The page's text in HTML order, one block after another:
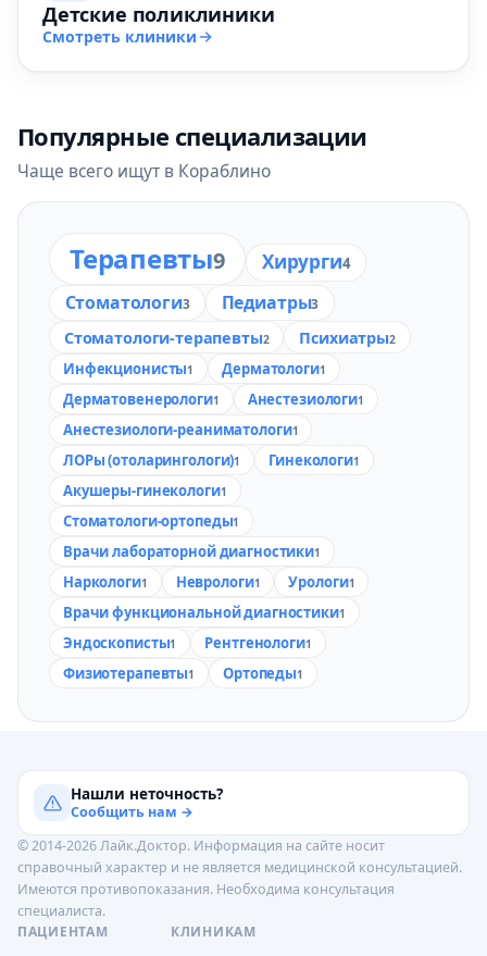
Детские поликлиники
Смотреть клиники
Популярные специализации
Чаще всего ищут в Кораблино
Терапевты9 Хирурги4
Стоматологи3 Педиатры3
Стоматологи-терапевты2 Психиатры2
Инфекционисты1 Дерматологи1
Дерматовенерологи1 Анестезиологи1
Анестезиологи-реаниматологи1
ЛОРы (отоларингологи)1 Гинекологи1
Акушеры-гинекологи1
Стоматологи-ортопеды1
Врачи лабораторной диагностики1
Наркологи1 Неврологи1 Урологи1
Врачи функциональной диагностики1
Эндоскописты1 Рентгенологи1
Физиотерапевты1 Ортопеды1
Нашли неточность?
Сообщить нам →
© 2014-2026 Лайк.Доктор. Информация на сайте носит
справочный характер и не является медицинской консультацией.
Имеются противопоказания. Необходима консультация
специалиста.
ПАЦИЕНТАМ
КЛИНИКАМ